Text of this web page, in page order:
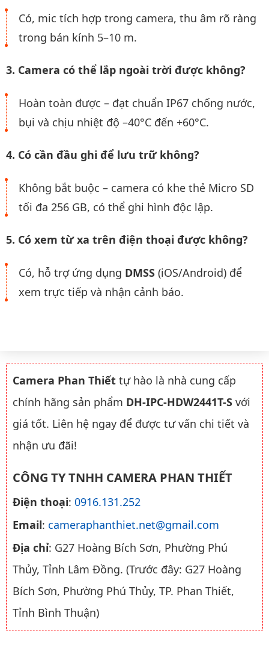
Có, mic tích hợp trong camera, thu âm rõ ràng
trong bán kính 5–10 m.
3. Camera có thể lắp ngoài trời được không?
Hoàn toàn được – đạt chuẩn IP67 chống nước,
bụi và chịu nhiệt độ –40°C đến +60°C.
4. Có cần đầu ghi để lưu trữ không?
Không bắt buộc – camera có khe thẻ Micro SD
tối đa 256 GB, có thể ghi hình độc lập.
5. Có xem từ xa trên điện thoại được không?
Có, hỗ trợ ứng dụng DMSS (iOS/Android) để
xem trực tiếp và nhận cảnh báo.
Camera Phan Thiết tự hào là nhà cung cấp
chính hãng sản phẩm DH-IPC-HDW2441T-S với
giá tốt. Liên hệ ngay để được tư vấn chi tiết và
nhận ưu đãi!
CÔNG TY TNHH CAMERA PHAN THIẾT
Điện thoại: 0916.131.252
Email: cameraphanthiet.net@gmail.com
Địa chỉ: G27 Hoàng Bích Sơn, Phường Phú
Thủy, Tỉnh Lâm Đồng. (Trước đây: G27 Hoàng
Bích Sơn, Phường Phú Thủy, TP. Phan Thiết,
Tỉnh Bình Thuận)